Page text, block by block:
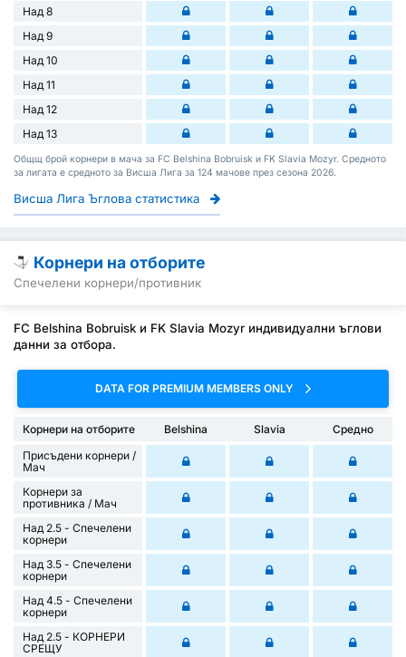
Над 8
Над 9
Над 10
Над 11
Над 12
Над 13
Общщ брой корнери в мача за FC Belshina Bobruisk и FK Slavia Mozyr. Средното
за лигата е средното за Висша Лига за 124 мачове през сезона 2026.
Висша Лига Ъглова статистика
Корнери на отборите
Спечелени корнери/противник
FC Belshina Bobruisk и FK Slavia Mozyr индивидуални ъглови
данни за отбора.
DATA FOR PREMIUM MEMBERS ONLY
Корнери на отборите Belshina Slavia
Средно
Присъдени корнери /
Mач
Корнери за
противника / Мач
Над 2.5 - Спечелени
корнери
Над 3.5 - Спечелени
корнери
Над 4.5 - Спечелени
корнери
Над 2.5 - КОРНЕРИ
СРЕЩУ